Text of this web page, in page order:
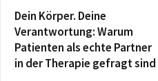
Dein Körper. Deine
Verantwortung: Warum
Patienten als echte Partner
in der Therapie gefragt sind